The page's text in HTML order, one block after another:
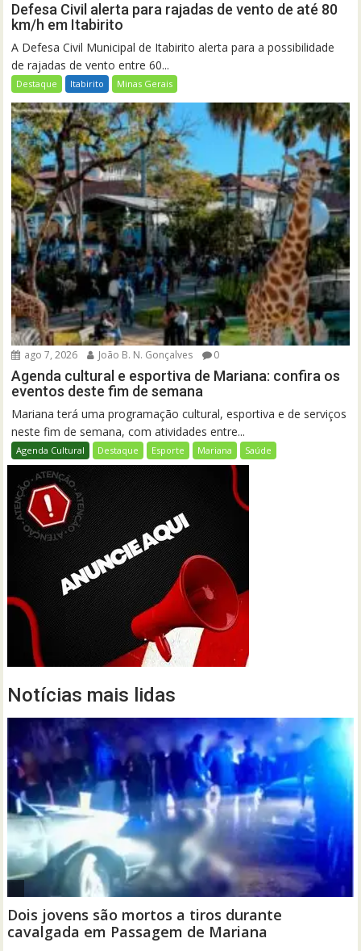
Defesa Civil alerta para rajadas de vento de até 80
km/h em Itabirito
A Defesa Civil Municipal de Itabirito alerta para a possibilidade
de rajadas de vento entre 60...
Destaque Itabirito Minas Gerais
ago 7, 2026 João B. N. Gonçalves 0
Agenda cultural e esportiva de Mariana: confira os
eventos deste fim de semana
Mariana terá uma programação cultural, esportiva e de serviços
neste fim de semana, com atividades entre...
Agenda Cultural Destaque Esporte Mariana Saúde
Notícias mais lidas